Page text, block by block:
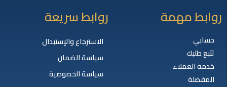
روابط مهمة
حسابي
تتبع طلبك
خدمة العملاء
المفضلة
روابط سريعة
الاسترجاع والإستبدال
سياسة الضمان
سياسة الخصوصية